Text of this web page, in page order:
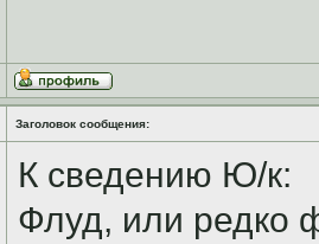
Заголовок сообщения:
К сведению Ю/к:
Флуд, или редко